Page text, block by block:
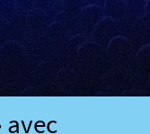
avec